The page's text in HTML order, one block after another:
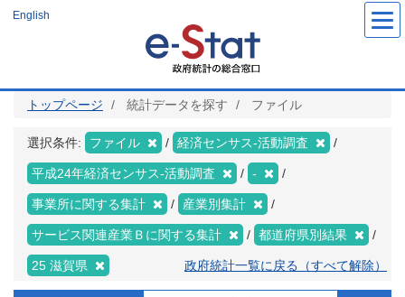
ツ
English
トップページ 統計データを探す ファイル
選択条件: ファイル 経済センサス‐活動調査
平成24年経済センサス‐活動調査 -
事業所に関する集計 産業別集計
サービス関連産業Ｂに関する集計 都道府県別結果
25 滋賀県 政府統計一覧に戻る（すべて解除）